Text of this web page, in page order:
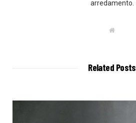
arredamento.
W
Related Posts